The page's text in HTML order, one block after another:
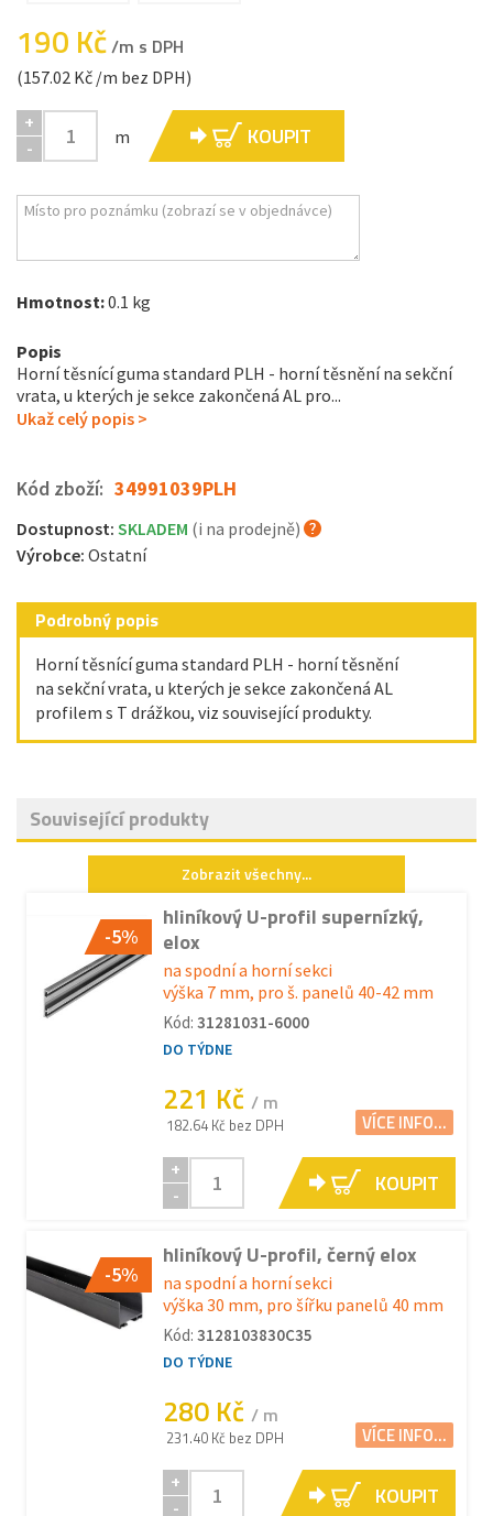
190 Kč/m s DPH
(157.02 Kč /m bez DPH)
+
-
m KOUPIT
Hmotnost:0.1 kg
Popis
Horní těsnící guma standard PLH - horní těsnění na sekční
vrata, u kterých je sekce zakončená AL pro...
Ukaž celý popis >
Kód zboží: 34991039PLH
Dostupnost: SKLADEM (i na prodejně)
Výrobce: Ostatní
Podrobný popis
Horní těsnící guma standard PLH - horní těsnění
na sekční vrata, u kterých je sekce zakončená AL
profilem s T drážkou, viz související produkty.
Související produkty
Zobrazit všechny...
-5%
hliníkový U-profil supernízký,
elox
na spodní a horní sekci
výška 7 mm, pro š. panelů 40-42 mm
Kód: 31281031-6000
DO TÝDNE
221 Kč / m
182.64 Kč bez DPH VÍCE INFO...
+
-
KOUPIT
-5%
hliníkový U-profil, černý elox
na spodní a horní sekci
výška 30 mm, pro šířku panelů 40 mm
Kód: 3128103830C35
DO TÝDNE
280 Kč / m
231.40 Kč bez DPH VÍCE INFO...
+
-
KOUPIT